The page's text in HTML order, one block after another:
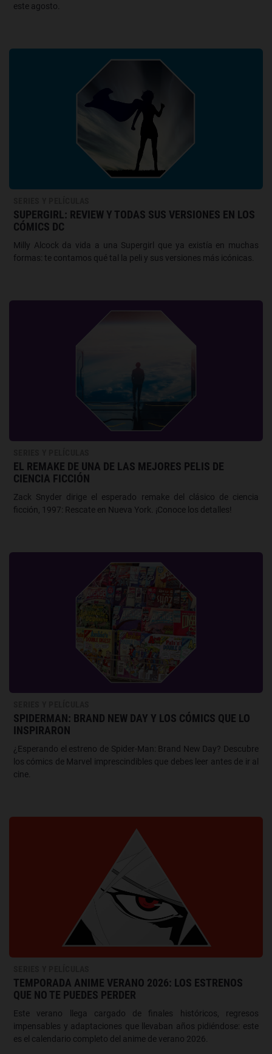
este agosto.
SUPERGIRL: REVIEW Y TODAS SUS VERSIONES EN LOS
CÓMICS DC
Milly Alcock da vida a una Supergirl que ya existía en muchas
formas: te contamos qué tal la peli y sus versiones más icónicas.
EL REMAKE DE UNA DE LAS MEJORES PELIS DE
CIENCIA FICCIÓN
Zack Snyder dirige el esperado remake del clásico de ciencia
ficción, 1997: Rescate en Nueva York. ¡Conoce los detalles!
SPIDERMAN: BRAND NEW DAY Y LOS CÓMICS QUE LO
INSPIRARON
¿Esperando el estreno de Spider-Man: Brand New Day? Descubre
los cómics de Marvel imprescindibles que debes leer antes de ir al
cine.
TEMPORADA ANIME VERANO 2026: LOS ESTRENOS
QUE NO TE PUEDES PERDER
Este verano llega cargado de finales históricos, regresos
impensables y adaptaciones que llevaban años pidiéndose: este
es el calendario completo del anime de verano 2026.